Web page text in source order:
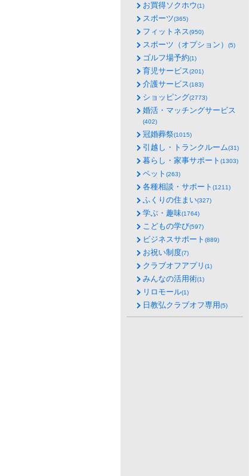
お買得ソクホウ(1)
スポーツ(365)
フィットネス(950)
スポーツ（オプション） (5)
ゴルフ場予約(1)
育児サービス(201)
介護サービス(183)
ショッピング(2773)
婚活・マッチングサービス
(402)
冠婚葬祭(1015)
引越し・トランクルーム(31)
暮らし・家事サポート (1303)
ペット (263)
各種相談・サポート (1211)
ふくりの住まい(327)
学ぶ・趣味(1764)
こどもの学び(597)
ビジネスサポート (889)
お祝い制度(7)
クラブオフアプリ (1)
みんなの活用術(1)
リロモール(1)
日教弘クラブオフ専用(5)